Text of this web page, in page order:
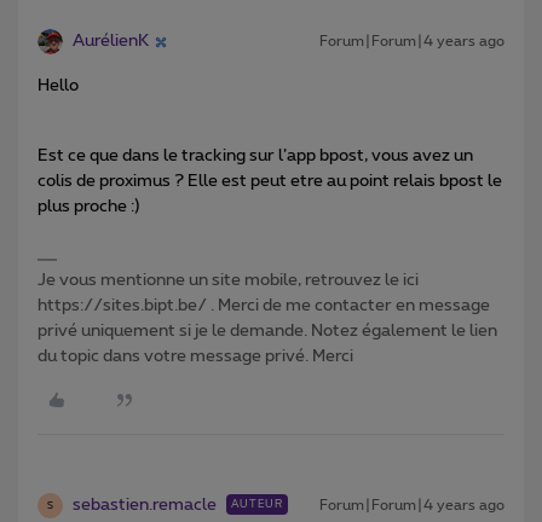
AurélienK Forum|Forum|4 years ago
Hello
Est ce que dans le tracking sur l’app bpost, vous avez un
colis de proximus ? Elle est peut etre au point relais bpost le
plus proche :)
Je vous mentionne un site mobile, retrouvez le ici
https://sites.bipt.be/ . Merci de me contacter en message
privé uniquement si je le demande. Notez également le lien
du topic dans votre message privé. Merci
S sebastien.remacle AUTEUR Forum|Forum|4 years ago